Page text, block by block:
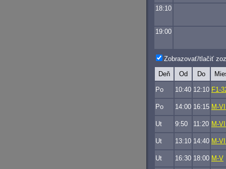
18:10
19:00
Zobrazovať/tlačiť
Deň Od Do
Po 10:40 12:10 F1-
Po 14:00 16:15 M-
Ut 9:50 11:20 M-
Ut 13:10 14:40 M-
Ut 16:30 18:00 M-V